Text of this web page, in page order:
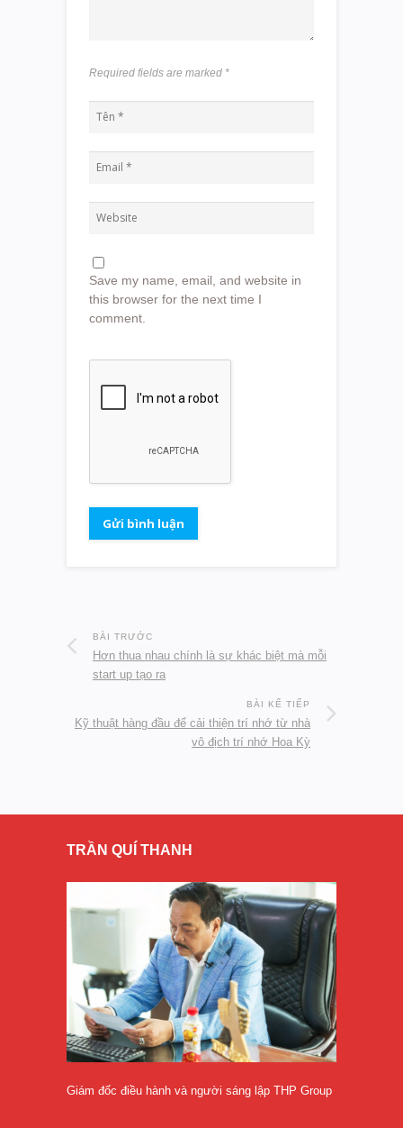
Required fields are marked *
Save my name, email, and website in
this browser for the next time I
comment.
BÀI TRƯỚC
Hơn thua nhau chính là sự khác biệt mà mỗi
start up tạo ra
BÀI KẾ TIẾP
Kỹ thuật hàng đầu để cải thiện trí nhớ từ nhà
vô địch trí nhớ Hoa Kỳ
TRẦN QUÍ THANH
Giám đốc điều hành và người sáng lập THP Group